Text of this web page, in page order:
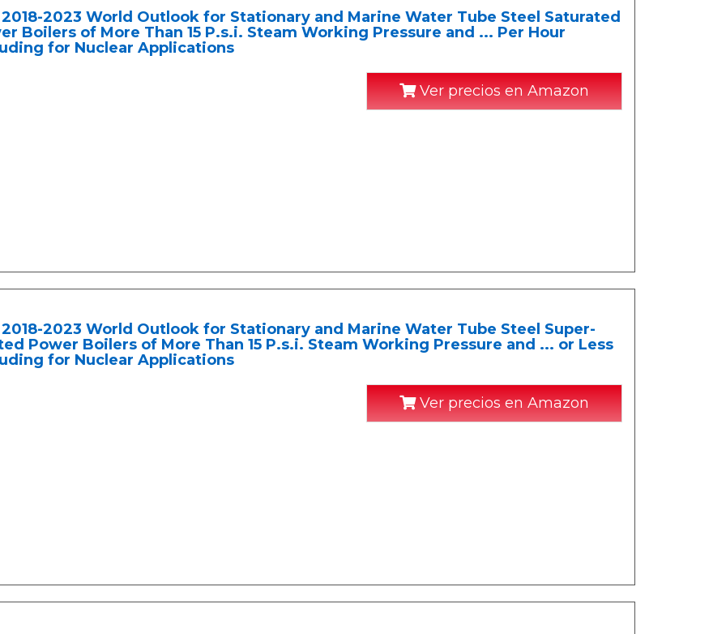
2023 World Outlook for Stationary and Marine Water Tube Steel Saturated
Boilers of More Than 15 P.s.i. Steam Working Pressure and ... Per Hour
for Nuclear Applications
Ver precios en Amazon
2023 World Outlook for Stationary and Marine Water Tube Steel Super-
Power Boilers of More Than 15 P.s.i. Steam Working Pressure and ... or Less
for Nuclear Applications
Ver precios en Amazon